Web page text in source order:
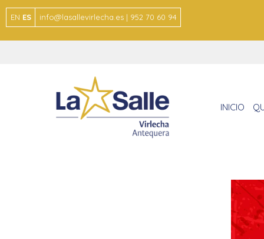
EN ES info@lasallevirlecha.es | 952 70 60 94
INICIO